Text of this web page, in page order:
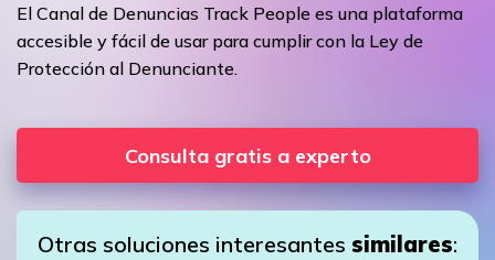
El Canal de Denuncias Track People es una plataforma
accesible y fácil de usar para cumplir con la Ley de
Protección al Denunciante.
Consulta gratis a experto
Otras soluciones interesantes similares: